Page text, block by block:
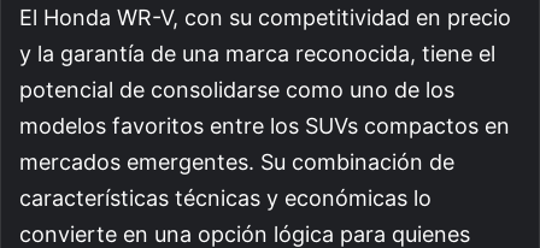
El Honda WR-V, con su competitividad en precio
y la garantía de una marca reconocida, tiene el
potencial de consolidarse como uno de los
modelos favoritos entre los SUVs compactos en
mercados emergentes. Su combinación de
características técnicas y económicas lo
convierte en una opción lógica para quienes